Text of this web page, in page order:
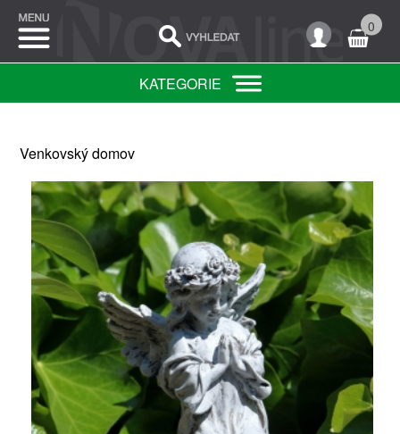
0
KATEGORIE
Venkovský domov